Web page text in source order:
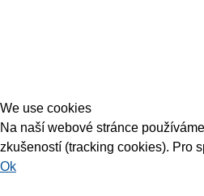
We use cookies
Na naší webové stránce
zkušeností (tracking cookies). Pro
Ok